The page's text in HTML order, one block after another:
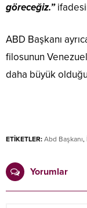
göreceğiz.”
ABD Başkanı
filosunun
daha büyük
ETİKETLER: Abd Başkanı,
Yorumlar